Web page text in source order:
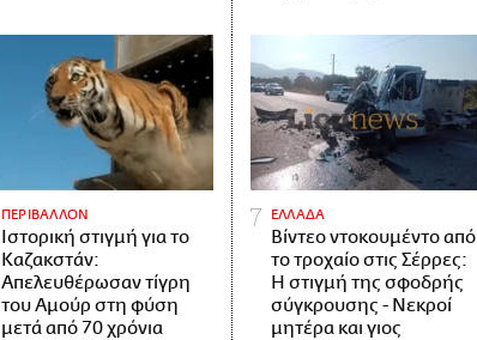
ΠΕΡΙΒΑΛΛΟΝ
Ιστορική στιγμή για το
Καζακστάν:
Απελευθέρωσαν τίγρη
του Αμούρ στη φύση
μετά από 70 χρόνια
ΕΛΛΑΔΑ
Βίντεο ντοκουμέντο από
το τροχαίο στις Σέρρες:
Η στιγμή της σφοδρής
σύγκρουσης - Νεκροί
μητέρα και γιος